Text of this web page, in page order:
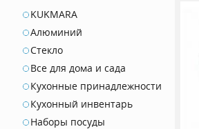
KUKMARA
Алюминий
Стекло
Все для дома и сада
Кухонные принадлежности
Кухонный инвентарь
Наборы посуды